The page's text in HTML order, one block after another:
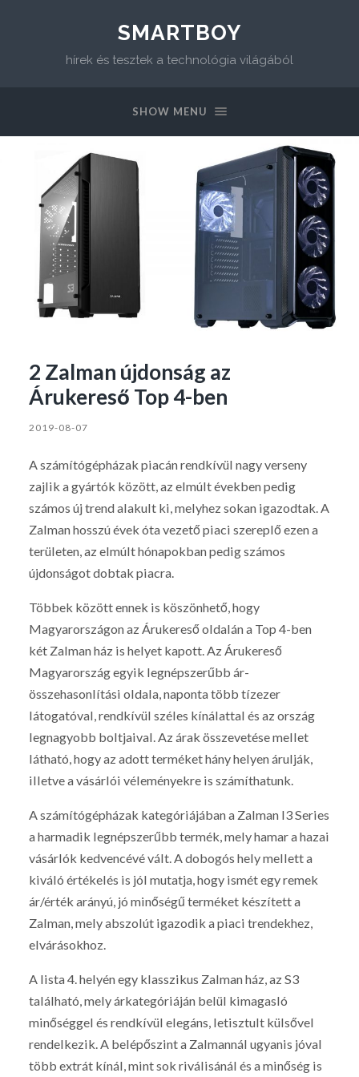
SMARTBOY
hírek és tesztek a technológia világából
SHOW MENU
2 Zalman újdonság az
Árukereső Top 4-ben
2019-08-07
A számítógépházak piacán rendkívül nagy verseny
zajlik a gyártók között, az elmúlt években pedig
számos új trend alakult ki, melyhez sokan igazodtak. A
Zalman hosszú évek óta vezető piaci szereplő ezen a
területen, az elmúlt hónapokban pedig számos
újdonságot dobtak piacra.
Többek között ennek is köszönhető, hogy
Magyarországon az Árukereső oldalán a Top 4-ben
két Zalman ház is helyet kapott. Az Árukereső
Magyarország egyik legnépszerűbb ár-
összehasonlítási oldala, naponta több tízezer
látogatóval, rendkívül széles kínálattal és az ország
legnagyobb boltjaival. Az árak összevetése mellet
látható, hogy az adott terméket hány helyen árulják,
illetve a vásárlói véleményekre is számíthatunk.
A számítógépházak kategóriájában a Zalman I3 Series
a harmadik legnépszerűbb termék, mely hamar a hazai
vásárlók kedvencévé vált. A dobogós hely mellett a
kiváló értékelés is jól mutatja, hogy ismét egy remek
ár/érték arányú, jó minőségű terméket készített a
Zalman, mely abszolút igazodik a piaci trendekhez,
elvárásokhoz.
A lista 4. helyén egy klasszikus Zalman ház, az S3
található, mely árkategóriáján belül kimagasló
minőséggel és rendkívül elegáns, letisztult külsővel
rendelkezik. A belépőszint a Zalmannál ugyanis jóval
több extrát kínál, mint sok riválisánál és a minőség is